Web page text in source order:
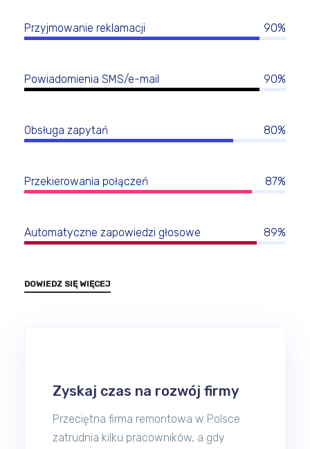
Przyjmowanie reklamacji 90%
Powiadomienia SMS/e-mail 90%
Obsługa zapytań 80%
Przekierowania połączeń 87%
Automatyczne zapowiedzi głosowe 89%
DOWIEDZ SIĘ WIĘCEJ
Zyskaj czas na rozwój firmy
Przeciętna firma remontowa w Polsce
zatrudnia kilku pracowników, a gdy